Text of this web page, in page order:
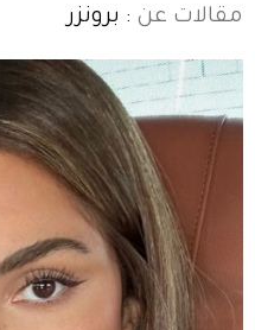
مقالات عن : برونزر